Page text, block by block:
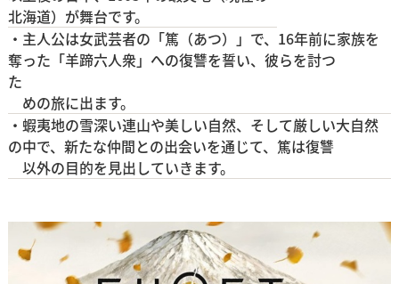
北海道）が舞台です。
・主人公は女武芸者の「篤（あつ）」で、16年前に家族を
奪った「羊蹄六人衆」への復讐を誓い、彼らを討つ
た
めの旅に出ます。
・蝦夷地の雪深い連山や美しい自然、そして厳しい大自然
の中で、新たな仲間との出会いを通じて、篤は復讐
以外の目的を見出していきます。